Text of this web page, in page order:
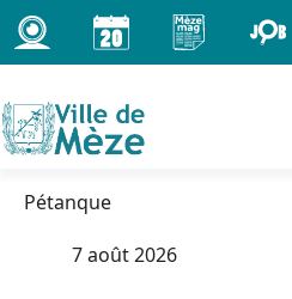
Passer
au
contenu
Pétanque
7 août 2026